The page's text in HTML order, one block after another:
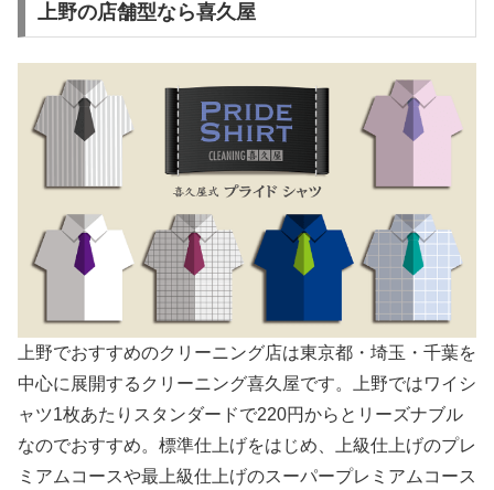
上野の店舗型なら喜久屋
上野でおすすめのクリーニング店は東京都・埼玉・千葉を
中心に展開するクリーニング喜久屋です。上野ではワイシ
ャツ1枚あたりスタンダードで220円からとリーズナブル
なのでおすすめ。標準仕上げをはじめ、上級仕上げのプレ
ミアムコースや最上級仕上げのスーパープレミアムコース